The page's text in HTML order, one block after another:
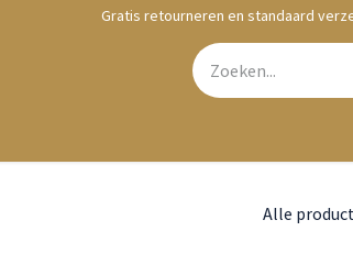
Gratis retourneren en standaard
Alle